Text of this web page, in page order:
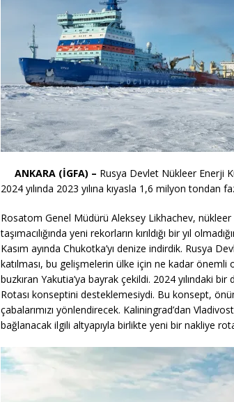
ANKARA (İGFA) – Rusya Devlet Nükleer Enerji
2024 yılında 2023 yılına kıyasla 1,6 milyon tondan
Rosatom Genel Müdürü Aleksey Likhachev,
taşımacılığında yeni rekorların kırıldığı bir yıl
Kasım ayında Chukotka’yı denize indirdik. Rusya
katılması, bu gelişmelerin ülke için ne kadar önemli
buzkıran Yakutia’ya bayrak çekildi. 2024 yılındaki
Rotası konseptini desteklemesiydi. Bu konsept,
çabalarımızı yönlendirecek. Kaliningrad’dan
bağlanacak ilgili altyapıyla birlikte yeni bir nakliye